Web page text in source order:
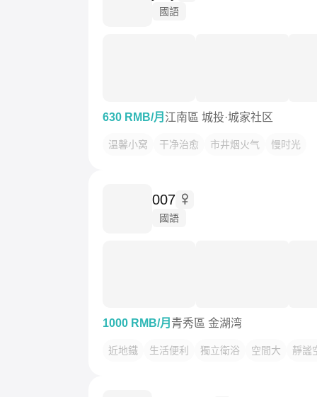
國語
630 RMB/月 江南區 城投·城家社区
温馨小窝 干净治愈 市井烟火气 慢时光
007
國語
1000 RMB/月 青秀區 金湖湾
近地鐵 生活便利 獨立衛浴 空間大 靜謐